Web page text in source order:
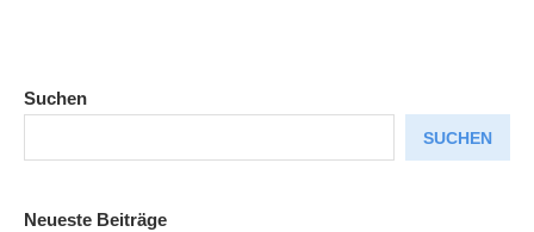
Suchen
SUCHEN
Neueste Beiträge